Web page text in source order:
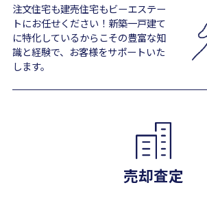
注文住宅も建売住宅もビーエステー
トにお任せください！新築一戸建て
に特化しているからこその豊富な知
識と経験で、お客様をサポートいた
します。
売却査定